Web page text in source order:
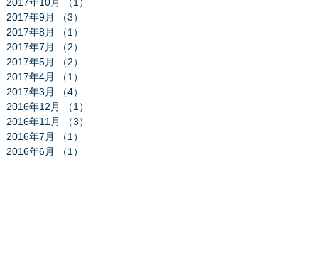
2017年9月
（3）
2017年8月
（1）
2017年7月
（2）
2017年5月
（2）
2017年4月
（1）
2017年3月
（4）
2016年12月
（1）
2016年11月
（3）
2016年7月
（1）
2016年6月
（1）